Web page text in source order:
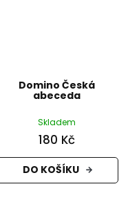
Domino Česká
abeceda
Skladem
180 Kč
DO KOŠÍKU